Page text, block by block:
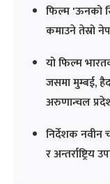
फिल्म 'ऊनको
कमाउने तेस्रो
यो फिल्म
जसमा मुम्बई,
अरुणान्चल
निर्देशक नवीन
र